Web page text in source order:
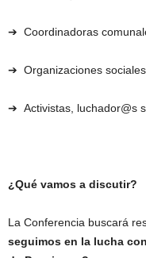
➔ Coordinadoras
➔ Organizaciones
➔ Activistas, luchador@s
¿Qué vamos a discutir?
La Conferencia buscará
seguimos en la lucha